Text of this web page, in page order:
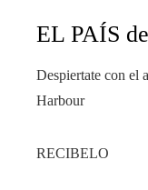
EL PAÍS
Despiertate con el
Harbour
RECIBELO